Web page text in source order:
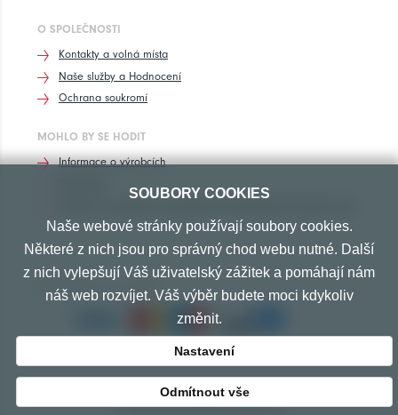
O SPOLEČNOSTI
Kontakty a volná místa
Naše služby a Hodnocení
Ochrana soukromí
MOHLO BY SE HODIT
Informace o výrobcích
PŘIJÍMÁME TYTO PLATBY
© Copyright 2010-2026 Exprespneu.cz
SOUBORY COOKIES
Naše webové stránky používají soubory cookies.
Některé z nich jsou pro správný chod webu nutné. Další
z nich vylepšují Váš uživatelský zážitek a pomáhají nám
náš web rozvíjet. Váš výběr budete moci kdykoliv
změnit.
Nastavení
Odmítnout vše